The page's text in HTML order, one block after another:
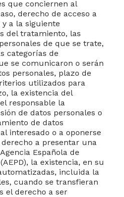
que conciernen al
derecho de acceso a
a la siguiente
del tratamiento, las
de que se trate,
categorías de
se comunicaron o serán
personales, plazo de
utilizados para
la existencia del
responsable la
de datos personales o
de datos
interesado o a oponerse
a presentar una
Española de
la existencia, en su
incluida la
cuando se transfieran
el derecho a ser